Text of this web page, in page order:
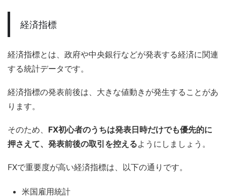
経済指標
経済指標とは、政府や中央銀行などが発表する経済に関連
する統計データです。
経済指標の発表前後は、大きな値動きが発生することがあ
ります。
そのため、 FX初心者のうちは発表日時だけでも優先的に
押さえて、発表前後の取引を控えるようにしましょう。
FXで重要度が高い経済指標は、以下の通りです。
米国雇用統計